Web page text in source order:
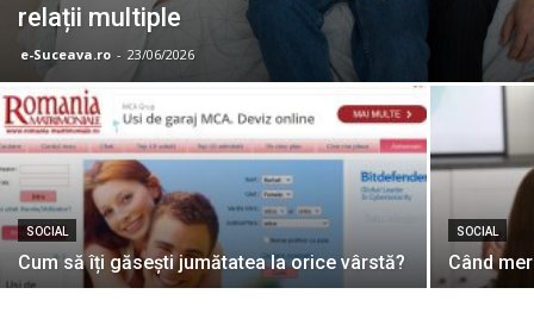
relații multiple
e-Suceava.ro - 23/06/2026
SOCIAL
Cum să îți găsești jumătatea la orice vârstă?
SOCIAL
Când